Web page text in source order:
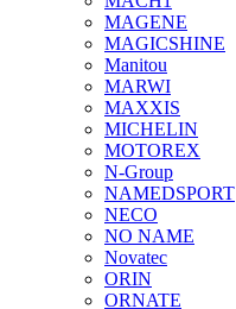
MAGENE
MAGICSHINE
Manitou
MARWI
MAXXIS
MICHELIN
MOTOREX
N-Group
NAMEDSPORT
NECO
NO NAME
Novatec
ORIN
ORNATE